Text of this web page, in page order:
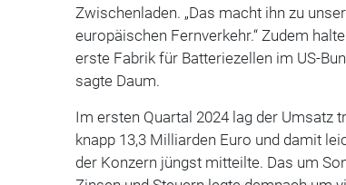
Zwischenladen. „Das macht ihn zu
europäischen Fernverkehr.“ Zudem
erste Fabrik für Batteriezellen im US-
sagte Daum.
Im ersten Quartal 2024 lag der Umsatz
knapp 13,3 Milliarden Euro und damit
der Konzern jüngst mitteilte. Das um